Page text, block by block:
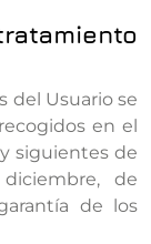
del Usuario se
en el
siguientes de
de
de los